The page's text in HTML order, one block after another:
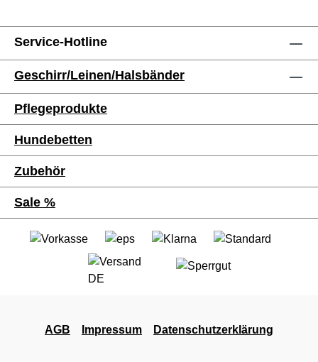
Service-Hotline
Geschirr/Leinen/Halsbänder
Pflegeprodukte
Hundebetten
Zubehör
Sale %
AGB Impressum Datenschutzerklärung